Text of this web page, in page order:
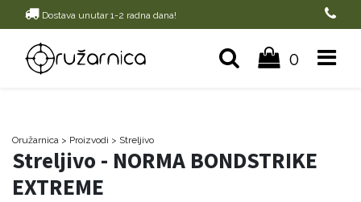
Dostava unutar 1-2 radna dana!
0
Oružarnica > Proizvodi > Streljivo
Streljivo - NORMA BONDSTRIKE
EXTREME